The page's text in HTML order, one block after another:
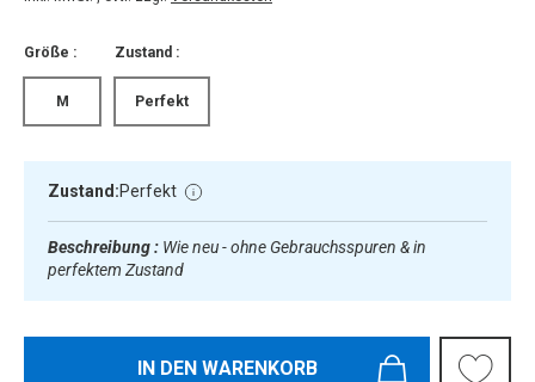
Größe :
M
Zustand :
Perfekt
Zustand:Perfekt
Beschreibung : Wie neu - ohne Gebrauchsspuren & in
perfektem Zustand
IN DEN WARENKORB